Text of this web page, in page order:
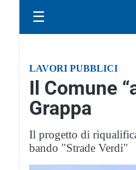
☰
LAVORI PUBBLICI
Il Comune
Grappa
Il progetto di
bando "Strade Verdi"